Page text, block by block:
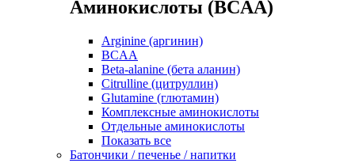
Аминокислоты (BCAA)
Arginine (аргинин)
BCAA
Beta-alanine (бета аланин)
Citrulline (цитруллин)
Glutamine (глютамин)
Комплексные аминокислоты
Отдельные аминокислоты
Показать все
Батончики / печенье / напитки